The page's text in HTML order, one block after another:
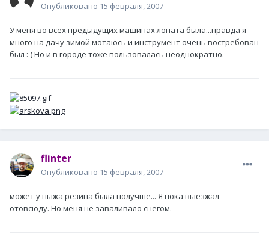
Опубликовано 15 февраля, 2007
У меня во всех предыдущих машинах лопата была...правда я
много на дачу зимой мотаюсь и инструмент очень востребован
был :-) Но и в городе тоже пользовалась неоднократно.
flinter
Опубликовано 15 февраля, 2007
может у пыжа резина была получше... Я пока выезжал
отовсюду. Но меня не заваливало снегом.